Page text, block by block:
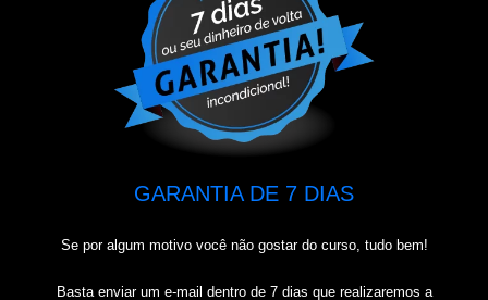
GARANTIA DE 7 DIAS
Se por algum motivo você não gostar do curso, tudo bem!
Basta enviar um e-mail dentro de 7 dias que realizaremos a